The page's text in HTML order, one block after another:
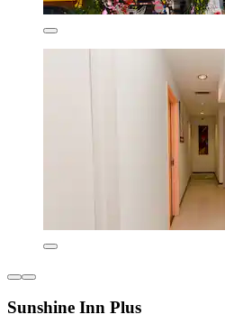
Sunshine Inn Plus